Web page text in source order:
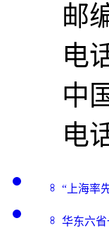
邮
电
中
电
“上海率
华东六